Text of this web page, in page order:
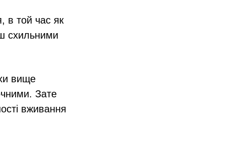
в той час як
схильними
вище
Зате
вживання